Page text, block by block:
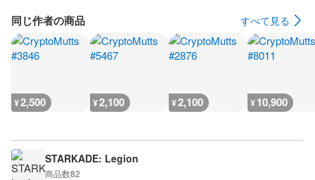
同じ作者の商品 すべて見る
¥2,500 ¥2,100 ¥2,100 ¥10,900
STARKADE: Legion
商品数82